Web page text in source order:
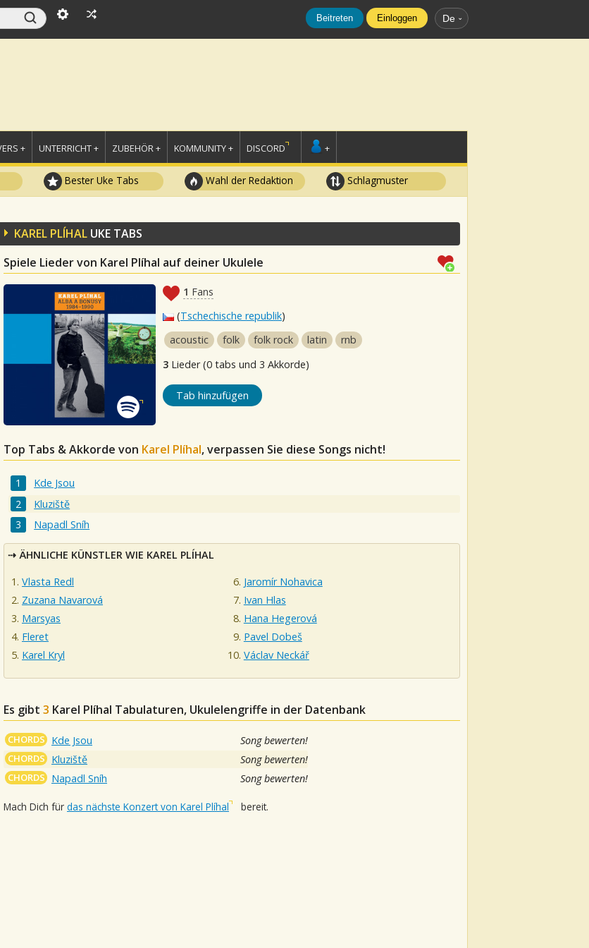
Beitreten Einloggen De
+ UNTERRICHT + ZUBEHÖR + KOMMUNITY + DISCORD +
Bester Uke Tabs Wahl der Redaktion Schlagmuster
KAREL PLÍHAL UKE TABS
Spiele Lieder von Karel Plíhal auf deiner Ukulele
1 Fans
(Tschechische republik)
acoustic
folk folk rock latin
rnb
3 Lieder (0 tabs und 3 Akkorde)
Tab hinzufügen
Top Tabs & Akkorde von Karel Plíhal, verpassen Sie diese Songs nicht!
Kde Jsou
Kluziště
Napadl Sníh
ÄHNLICHE KÜNSTLER WIE KAREL PLÍHAL
Vlasta Redl
Zuzana Navarová
Marsyas
Fleret
Karel Kryl
Jaromír Nohavica
Ivan Hlas
Hana Hegerová
Pavel Dobeš
Václav Neckář
Es gibt 3 Karel Plíhal Tabulaturen, Ukulelengriffe in der Datenbank
CHORDS Kde Jsou Song bewerten!
CHORDS Kluziště Song bewerten!
CHORDS Napadl Sníh Song bewerten!
Mach Dich für das nächste Konzert von Karel Plíhal bereit.